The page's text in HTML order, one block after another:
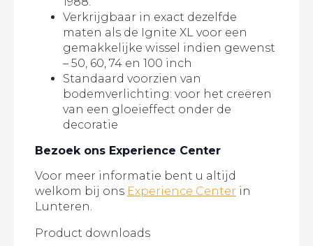
Verkrijgbaar in exact dezelfde
maten als de Ignite XL voor een
gemakkelijke wissel indien gewenst
– 50, 60, 74 en 100 inch
Standaard voorzien van
bodemverlichting: voor het creëren
van een gloeieffect onder de
decoratie
Bezoek ons Experience Center
Voor meer informatie bent u altijd
welkom bij ons Experience Center in
Lunteren.
Product downloads